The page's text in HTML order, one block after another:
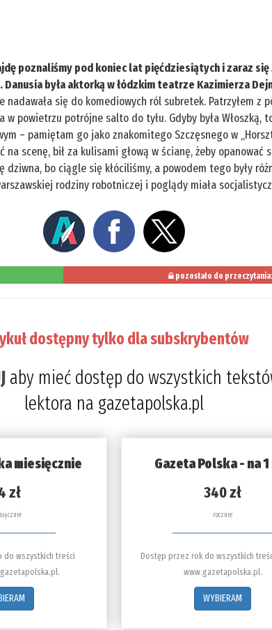
poznaliśmy pod koniec lat pięćdziesiątych i zaraz
była aktorką w łódzkim teatrze Kazimierza
się do komediowych ról subretek. Patrzyłem z
w powietrzu potrójne salto do tyłu. Gdyby była Włoszką,
– pamiętam go jako znakomitego Szczęsnego w
na scenę, bił za kulisami głową w ścianę, żeby
dziwna, bo ciągle się kłóciliśmy, a powodem tego były
rodziny robotniczej i poglądy miała
pozostało do
dostępny tylko dla subskrybentów
aby mieć dostęp do wszystkich
lektora na gazetapolska.pl
miesięcznie
zł
do wszystkich treści
Gazeta Polska - na
340 zł
rocznie
Dostęp przez rok do wszystkich
www.gazetapolska.pl.
WYBIERAM